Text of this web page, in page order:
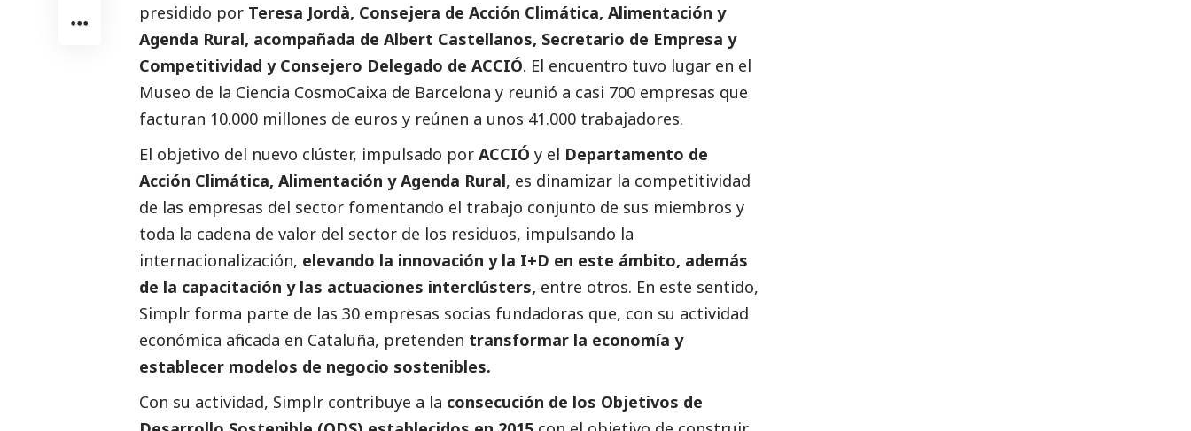
presidido por Teresa Jordà, Consejera de Acción Climática, Alimentación y
Agenda Rural, acompañada de Albert Castellanos, Secretario de Empresa y
Competitividad y Consejero Delegado de ACCIÓ. El encuentro tuvo lugar en el
Museo de la Ciencia CosmoCaixa de Barcelona y reunió a casi 700 empresas que
facturan 10.000 millones de euros y reúnen a unos 41.000 trabajadores.
El objetivo del nuevo clúster, impulsado por ACCIÓ y el Departamento de
Acción Climática, Alimentación y Agenda Rural, es dinamizar la competitividad
de las empresas del sector fomentando el trabajo conjunto de sus miembros y
toda la cadena de valor del sector de los residuos, impulsando la
internacionalización, elevando la innovación y la I+D en este ámbito, además
de la capacitación y las actuaciones interclústers, entre otros. En este sentido,
Simplr forma parte de las 30 empresas socias fundadoras que, con su actividad
económica afincada en Cataluña, pretenden transformar la economía y
establecer modelos de negocio sostenibles.
Con su actividad, Simplr contribuye a la consecución de los Objetivos de